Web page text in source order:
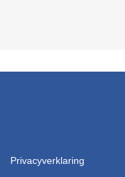
Privacyverklaring